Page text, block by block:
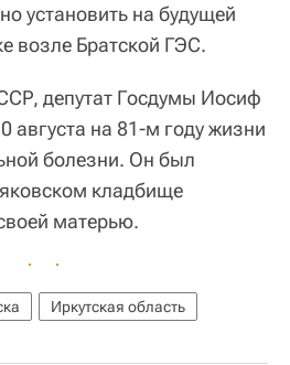
установить на будущей
возле Братской ГЭС.
депутат Госдумы Иосиф
августа на 81-м году жизни
болезни. Он был
кладбище
матерью.
Иркутская область